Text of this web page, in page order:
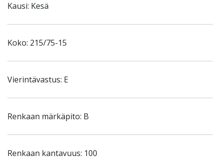
Kausi: Kesä
Koko: 215/75-15
Vierintävastus: E
Renkaan märkäpito: B
Renkaan kantavuus: 100